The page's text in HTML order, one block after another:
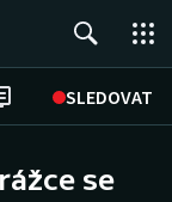
SLEDOVAT
se